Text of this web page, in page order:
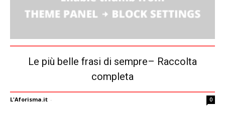
Le più belle frasi di sempre– Raccolta
completa
L'Aforisma.it - 0